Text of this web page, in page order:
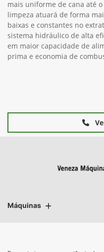
mais uniforme de cana até
limpeza atuará de forma
baixas e constantes no
sistema hidráulico de alta
em maior capacidade de
prima e economia de
Máquinas